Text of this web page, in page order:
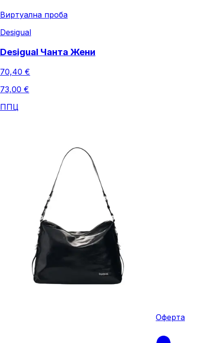
Виртуална проба
Desigual
Desigual Чанта Жени
70,40 €
73,00 €
ППЦ
Оферта